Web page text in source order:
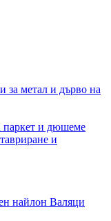
за метал и дърво на
паркет и дюшеме
и
найлон Валяци